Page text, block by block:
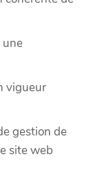
une
vigueur
gestion de
site web